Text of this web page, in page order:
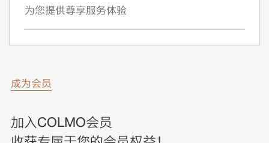
为您提供尊享服务体验
成为会员
加入COLMO会员